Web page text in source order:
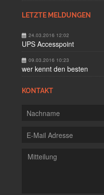
LETZTE MELDUNGEN
24.03.2016 12:02
UPS Accesspoint
09.03.2016 10:23
wer kennt den besten
KONTAKT